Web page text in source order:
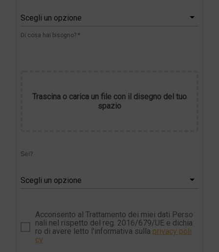
Scegli un opzione
Di cosa hai bisogno? *
Trascina o carica un file con il disegno del tuo
spazio
Sei?
Scegli un opzione
Acconsento al Trattamento dei miei dati Perso
nali nel rispetto del reg. 2016/679/UE e dichia
ro di avere letto l'informativa sulla privacy poli
cy